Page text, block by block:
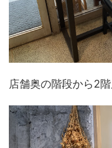
店舗奥の階段から2階